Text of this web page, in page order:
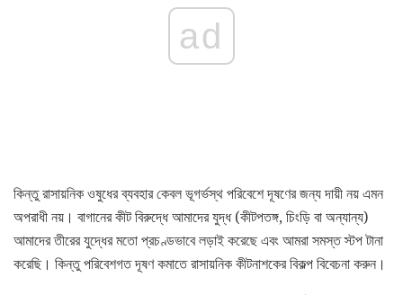
ad
কিন্তু রাসায়নিক ওষুধের ব্যবহার কেবল ভূগর্ভস্থ পরিবেশে দূষণের জন্য দায়ী নয় এমন
অপরাধী নয়। বাগানের কীট বিরুদ্ধে আমাদের যুদ্ধ (কীটপতঙ্গ, চিংড়ি বা অন্যান্য)
আমাদের তীরের যুদ্ধের মতো প্রচণ্ডভাবে লড়াই করেছে এবং আমরা সমস্ত স্টপ টানা
করেছি। কিন্তু পরিবেশগত দূষণ কমাতে রাসায়নিক কীটনাশকের বিকল্প বিবেচনা করুন।